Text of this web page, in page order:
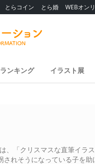
とらコイン とら婚 WEBオン
ランキング イラスト展
、「クリスマスな直筆イラ
されそうになっている子を